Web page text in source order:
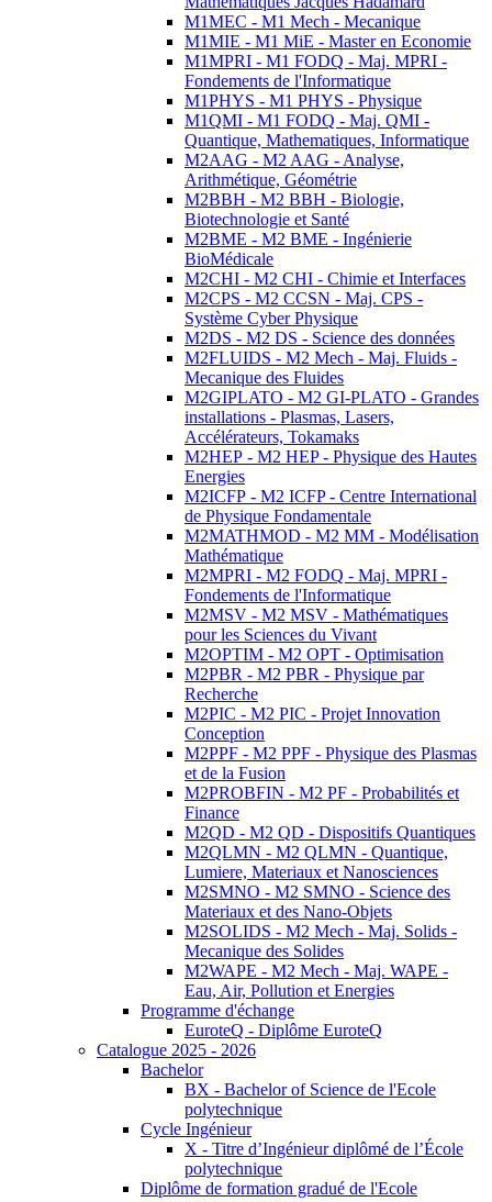
M1MEC - M1 Mech - Mecanique
M1MIE - M1 MiE - Master en Economie
M1MPRI - M1 FODQ - Maj. MPRI -
Fondements de l'Informatique
M1PHYS - M1 PHYS - Physique
M1QMI - M1 FODQ - Maj. QMI -
Quantique, Mathematiques, Informatique
M2AAG - M2 AAG - Analyse,
Arithmétique, Géométrie
M2BBH - M2 BBH - Biologie,
Biotechnologie et Santé
M2BME - M2 BME - Ingénierie
BioMédicale
M2CHI - M2 CHI - Chimie et Interfaces
M2CPS - M2 CCSN - Maj. CPS -
Système Cyber Physique
M2DS - M2 DS - Science des données
M2FLUIDS - M2 Mech - Maj. Fluids -
Mecanique des Fluides
M2GIPLATO - M2 GI-PLATO - Grandes
installations - Plasmas, Lasers,
Accélérateurs, Tokamaks
M2HEP - M2 HEP - Physique des Hautes
Energies
M2ICFP - M2 ICFP - Centre International
de Physique Fondamentale
M2MATHMOD - M2 MM - Modélisation
Mathématique
M2MPRI - M2 FODQ - Maj. MPRI -
Fondements de l'Informatique
M2MSV - M2 MSV - Mathématiques
pour les Sciences du Vivant
M2OPTIM - M2 OPT - Optimisation
M2PBR - M2 PBR - Physique par
Recherche
M2PIC - M2 PIC - Projet Innovation
Conception
M2PPF - M2 PPF - Physique des Plasmas
et de la Fusion
M2PROBFIN - M2 PF - Probabilités et
Finance
M2QD - M2 QD - Dispositifs Quantiques
M2QLMN - M2 QLMN - Quantique,
Lumiere, Materiaux et Nanosciences
M2SMNO - M2 SMNO - Science des
Materiaux et des Nano-Objets
M2SOLIDS - M2 Mech - Maj. Solids -
Mecanique des Solides
M2WAPE - M2 Mech - Maj. WAPE -
Eau, Air, Pollution et Energies
Programme d'échange
EuroteQ - Diplôme EuroteQ
Catalogue 2025 - 2026
Bachelor
BX - Bachelor of Science de l'Ecole
polytechnique
Cycle Ingénieur
X - Titre d’Ingénieur diplômé de l’École
polytechnique
Diplôme de formation gradué de l'Ecole